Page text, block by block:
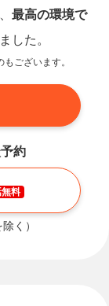
最高の環境で
した。
ございます。
約
料
く）